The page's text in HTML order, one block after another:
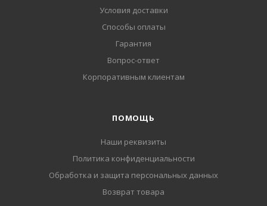
Условия доставки
Способы оплаты
Гарантия
Вопрос-ответ
Корпоративным клиентам
ПОМОЩЬ
Наши реквизиты
Политика конфиденциальности
Обработка и защита персональных данных
Возврат товара